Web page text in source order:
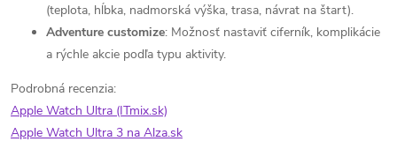
(teplota, hĺbka, nadmorská výška, trasa, návrat na štart).
Adventure customize: Možnosť nastaviť ciferník, komplikácie
a rýchle akcie podľa typu aktivity.
Podrobná recenzia:
Apple Watch Ultra (ITmix.sk)
Apple Watch Ultra 3 na Alza.sk